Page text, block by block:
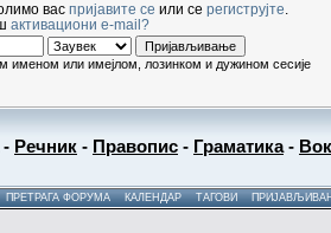
вас пријавите се или се региструјте
активациони e-mail?
именом или имејлом, лозинком и дужином сесије
- Речник - Правопис - Граматика-
ПРЕТРАГА ФОРУМА КАЛЕНДАР ТАГОВИ